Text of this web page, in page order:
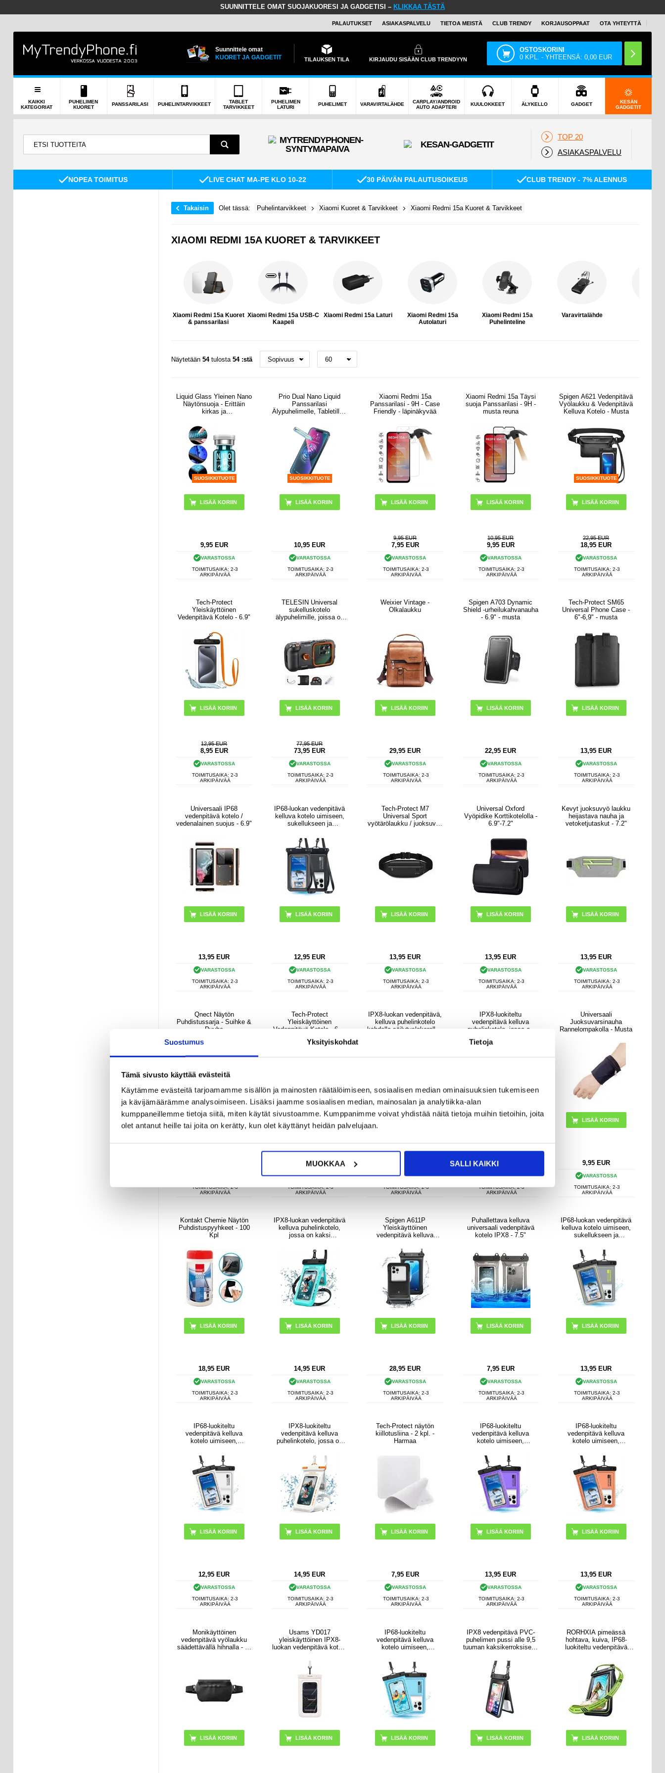
Suostumus Yksityiskohdat Tietoja
Tämä sivusto käyttää evästeitä
Käytämme evästeitä tarjoamamme sisällön ja mainosten räätälöimiseen, sosiaalisen median ominaisuuksien tukemiseen
ja kävijämäärämme analysoimiseen. Lisäksi jaamme sosiaalisen median, mainosalan ja analytiikka-alan
kumppaneillemme tietoja siitä, miten käytät sivustoamme. Kumppanimme voivat yhdistää näitä tietoja muihin tietoihin, joita
olet antanut heille tai joita on kerätty, kun olet käyttänyt heidän palvelujaan.
MUOKKAA SALLI KAIKKI
SUUNNITTELE OMAT SUOJAKUORESI JA GADGETISI – KLIKKAA TÄSTÄ
PALAUTUKSET ASIAKASPALVELU TIETOA MEISTÄ CLUB TRENDY KORJAUSOPPAAT OTA YHTEYTTÄ
Suunnittele omat
KUORET JA GADGETIT
TILAUKSEN TILA KIRJAUDU SISÄÄN CLUB TRENDYYN
OSTOSKORINI
0 KPL. - YHTEENSÄ:0,00 EUR
KAIKKI
KATEGORIAT
PUHELIMEN
KUORET
PANSSARILASI PUHELINTARVIKKEET
TABLET
TARVIKKEET
PUHELIMEN
LATURI
PUHELIMET VARAVIRTALÄHDE
CARPLAY/ANDROID
AUTO ADAPTERI
KUULOKKEET ÄLYKELLO GADGET
KESÄN
GADGETIT
TOP 20
ASIAKASPALVELU
NOPEA TOIMITUS LIVE CHAT MA-PE KLO 10-22 30 PÄIVÄN PALAUTUSOIKEUS CLUB TRENDY - 7% ALENNUS
Takaisin Olet tässä: Puhelintarvikkeet Xiaomi Kuoret & Tarvikkeet Xiaomi Redmi 15a Kuoret & Tarvikkeet
XIAOMI REDMI 15A KUORET & TARVIKKEET
Xiaomi Redmi 15a Kuoret
& panssarilasi
Xiaomi Redmi 15a USB-C
Kaapeli
Xiaomi Redmi 15a Laturi
Xiaomi Redmi 15a
Autolaturi
Xiaomi Redmi 15a
Puhelinteline
Varavirtalähde
Näytetään 54tulosta 54 :stä
Liquid Glass Yleinen Nano
Näytönsuoja - Erittäin
kirkas ja
SUOSIKKITUOTE
9,95 EUR
VARASTOSSA
TOIMITUSAIKA: 2-3
ARKIPÄIVÄÄ
Prio Dual Nano Liquid
Panssarilasi
Älypuhelimelle, Tabletille -
SUOSIKKITUOTE
10,95 EUR
VARASTOSSA
TOIMITUSAIKA: 2-3
ARKIPÄIVÄÄ
Xiaomi Redmi 15a
Panssarilasi - 9H - Case
Friendly - läpinäkyvää
9,95 EUR
7,95 EUR
VARASTOSSA
TOIMITUSAIKA: 2-3
ARKIPÄIVÄÄ
Xiaomi Redmi 15a Täysi
suoja Panssarilasi - 9H -
musta reuna
10,95 EUR
9,95 EUR
VARASTOSSA
TOIMITUSAIKA: 2-3
ARKIPÄIVÄÄ
Spigen A621 Vedenpitävä
Vyölaukku & Vedenpitävä
Kelluva Kotelo - Musta
SUOSIKKITUOTE
22,95 EUR
18,95 EUR
VARASTOSSA
TOIMITUSAIKA: 2-3
ARKIPÄIVÄÄ
Tech-Protect
Yleiskäyttöinen
Vedenpitävä Kotelo - 6.9"
LISÄÄ KORIIN
12,95 EUR
8,95 EUR
VARASTOSSA
TOIMITUSAIKA: 2-3
ARKIPÄIVÄÄ
TELESIN Universal
sukelluskotelo
älypuhelimille, joissa on
77,95 EUR
73,95 EUR
VARASTOSSA
TOIMITUSAIKA: 2-3
ARKIPÄIVÄÄ
Weixier Vintage -
Olkalaukku
LISÄÄ KORIIN
29,95 EUR
VARASTOSSA
TOIMITUSAIKA: 2-3
ARKIPÄIVÄÄ
Spigen A703 Dynamic
Shield -urheilukahvanauha
- 6.9" - musta
22,95 EUR
VARASTOSSA
TOIMITUSAIKA: 2-3
ARKIPÄIVÄÄ
Tech-Protect SM65
Universal Phone Case -
6"-6,9" - musta
13,95 EUR
VARASTOSSA
TOIMITUSAIKA: 2-3
ARKIPÄIVÄÄ
Universaali IP68
vedenpitävä kotelo /
vedenalainen suojus - 6.9"
LISÄÄ KORIIN
13,95 EUR
VARASTOSSA
TOIMITUSAIKA: 2-3
ARKIPÄIVÄÄ
IP68-luokan vedenpitävä
kelluva kotelo uimiseen,
sukellukseen ja
12,95 EUR
VARASTOSSA
TOIMITUSAIKA: 2-3
ARKIPÄIVÄÄ
Tech-Protect M7
Universal Sport
vyötärölaukku / juoksuvyö
13,95 EUR
VARASTOSSA
TOIMITUSAIKA: 2-3
ARKIPÄIVÄÄ
Universal Oxford
Vyöpidike Korttikotelolla -
6.9"-7.2"
LISÄÄ KORIIN
13,95 EUR
VARASTOSSA
TOIMITUSAIKA: 2-3
ARKIPÄIVÄÄ
Kevyt juoksuvyö laukku
heijastava nauha ja
vetoketjutaskut - 7.2"
LISÄÄ KORIIN
13,95 EUR
VARASTOSSA
TOIMITUSAIKA: 2-3
ARKIPÄIVÄÄ
Qnect Näytön
Puhdistussarja - Suihke &
Pyyhe
TOIMITUSAIKA: 2-3
ARKIPÄIVÄÄ
Tech-Protect
Yleiskäyttöinen
Vedenpitävä Kotelo - 6.9"
9,95 EUR
VARASTOSSA
TOIMITUSAIKA: 2-3
ARKIPÄIVÄÄ
IPX8-luokan vedenpitävä,
kelluva puhelinkotelo
kahdella säilytyslokerolla -
VARASTOSSA
TOIMITUSAIKA: 2-3
ARKIPÄIVÄÄ
IPX8-luokiteltu
vedenpitävä kelluva
puhelinkotelo, jossa on
7.5" - vaaleanpunainen
14,95
VARASTOSSA
TOIMITUSAIKA: 2-3
ARKIPÄIVÄÄ
Universaali
Juoksuvarsinauha
Rannelompakolla - Musta
9,95 EUR
VARASTOSSA
TOIMITUSAIKA: 2-3
ARKIPÄIVÄÄ
Kontakt Chemie Näytön
Puhdistuspyyhkeet - 100
Kpl
18,95 EUR
VARASTOSSA
TOIMITUSAIKA: 2-3
ARKIPÄIVÄÄ
IPX8-luokan vedenpitävä
kelluva puhelinkotelo,
jossa on kaksi
syaani
14,95 EUR
VARASTOSSA
TOIMITUSAIKA: 2-3
ARKIPÄIVÄÄ
Spigen A611P
Yleiskäyttöinen
vedenpitävä kelluva
- Matta musta
28,95 EUR
VARASTOSSA
TOIMITUSAIKA: 2-3
ARKIPÄIVÄÄ
Puhallettava kelluva
universaali vedenpitävä
kotelo IPX8 - 7.5"
LISÄÄ KORIIN
7,95 EUR
VARASTOSSA
TOIMITUSAIKA: 2-3
ARKIPÄIVÄÄ
IP68-luokan vedenpitävä
kelluva kotelo uimiseen,
sukellukseen ja
13,95 EUR
VARASTOSSA
TOIMITUSAIKA: 2-3
ARKIPÄIVÄÄ
IP68-luokiteltu
vedenpitävä kelluva
kotelo uimiseen,
surffaukseen - valkoinen
12,95 EUR
VARASTOSSA
TOIMITUSAIKA: 2-3
ARKIPÄIVÄÄ
IPX8-luokiteltu
vedenpitävä kelluva
puhelinkotelo, jossa on
7.5" - valkoinen
14,95 EUR
VARASTOSSA
TOIMITUSAIKA: 2-3
ARKIPÄIVÄÄ
Tech-Protect näytön
kiillotusliina - 2 kpl. -
Harmaa
7,95 EUR
VARASTOSSA
TOIMITUSAIKA: 2-3
ARKIPÄIVÄÄ
IP68-luokiteltu
vedenpitävä kelluva
kotelo uimiseen,
surffaukseen - violetti
13,95 EUR
VARASTOSSA
TOIMITUSAIKA: 2-3
ARKIPÄIVÄÄ
IP68-luokiteltu
vedenpitävä kelluva
kotelo uimiseen,
surffaukseen - oranssi
13,95 EUR
VARASTOSSA
TOIMITUSAIKA: 2-3
ARKIPÄIVÄÄ
Monikäyttöinen
vedenpitävä vyölaukku
säädettävällä hihnalla - 7"
Usams YD017
yleiskäyttöinen IPX8-
luokan vedenpitävä kotelo
IP68-luokiteltu
vedenpitävä kelluva
kotelo uimiseen,
surffaukseen - sininen
IPX8 vedenpitävä PVC-
puhelimen pussi alle 9,5
tuuman kaksikerroksiselle
suljettu kuivapussi
hihnalla - musta
RORHXIA pimeässä
hohtava, kuiva, IP68-
luokiteltu vedenpitävä
kolminkertainen tiivistys -
musta / vihreä